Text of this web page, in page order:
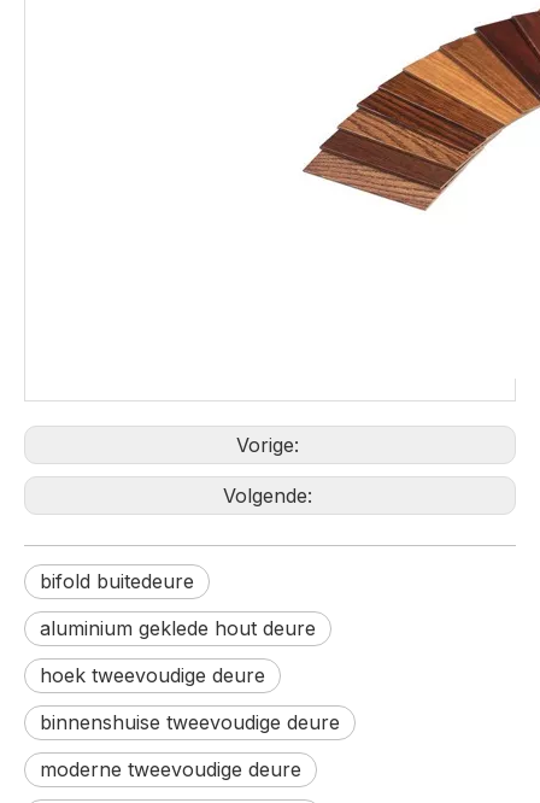
Vorige:
Volgende:
bifold buitedeure
aluminium geklede hout deure
hoek tweevoudige deure
binnenshuise tweevoudige deure
moderne tweevoudige deure